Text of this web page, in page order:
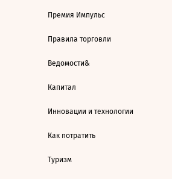
Премия Импульс
Правила торговли
Ведомости&
Капитал
Инновации и технологии
Как потратить
Туризм